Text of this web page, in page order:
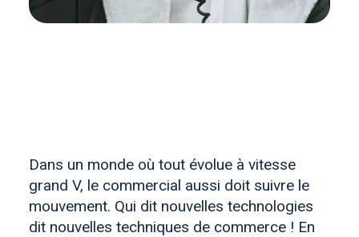
Dans un monde où tout évolue à vitesse
grand V, le commercial aussi doit suivre le
mouvement. Qui dit nouvelles technologies
dit nouvelles techniques de commerce ! En